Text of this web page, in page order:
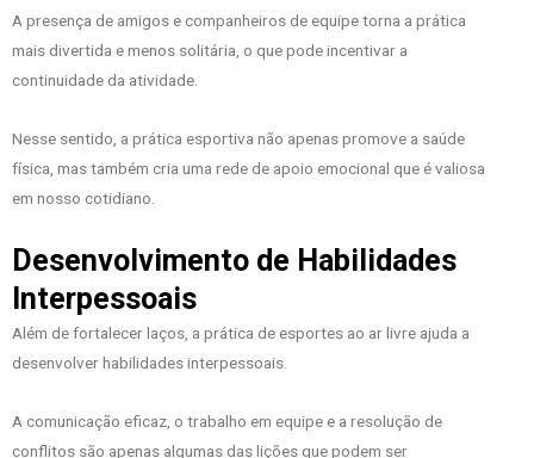
A presença de amigos e companheiros de equipe torna a prática
mais divertida e menos solitária, o que pode incentivar a
continuidade da atividade.
Nesse sentido, a prática esportiva não apenas promove a saúde
física, mas também cria uma rede de apoio emocional que é valiosa
em nosso cotidiano.
Desenvolvimento de Habilidades
Interpessoais
Além de fortalecer laços, a prática de esportes ao ar livre ajuda a
desenvolver habilidades interpessoais.
A comunicação eficaz, o trabalho em equipe e a resolução de
conflitos são apenas algumas das lições que podem ser